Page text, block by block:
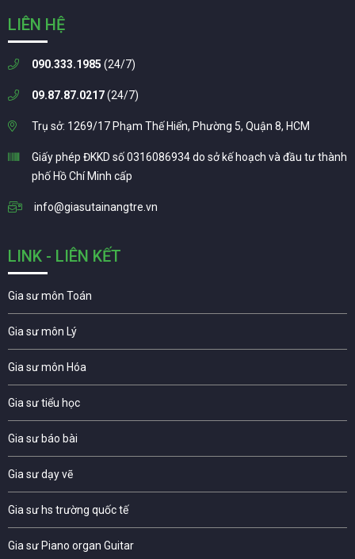
LIÊN HỆ
090.333.1985 (24/7)
09.87.87.0217(24/7)
Trụ sở: 1269/17 Phạm Thế Hiển, Phường 5, Quận 8, HCM
Giấy phép ĐKKD số 0316086934 do sở kế hoạch và đầu tư thành
phố Hồ Chí Minh cấp
info@giasutainangtre.vn
LINK - LIÊN KẾT
Gia sư môn Toán
Gia sư môn Lý
Gia sư môn Hóa
Gia sư tiểu học
Gia sư báo bài
Gia sư dạy vẽ
Gia sư hs trường quốc tế
Gia sư Piano organ Guitar